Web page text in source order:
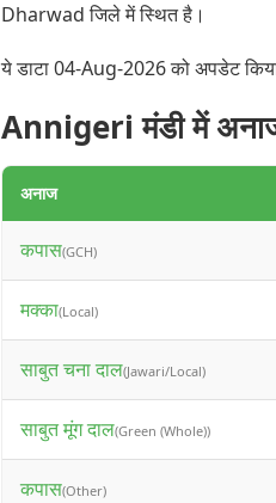
Dharwad जिले में स्थित है।
ये डाटा 04-Aug-2026 को अपडेट
Annigeri मंडी में
अनाज
कपास(GCH)
मक्का(Local)
साबुत चना दाल(Jawari/Local)
साबुत मूंग दाल(Green (Whole))
कपास(Other)